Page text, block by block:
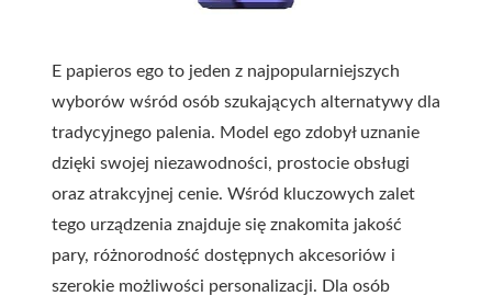
E papieros ego to jeden z najpopularniejszych
wyborów wśród osób szukających alternatywy dla
tradycyjnego palenia. Model ego zdobył uznanie
dzięki swojej niezawodności, prostocie obsługi
oraz atrakcyjnej cenie. Wśród kluczowych zalet
tego urządzenia znajduje się znakomita jakość
pary, różnorodność dostępnych akcesoriów i
szerokie możliwości personalizacji. Dla osób